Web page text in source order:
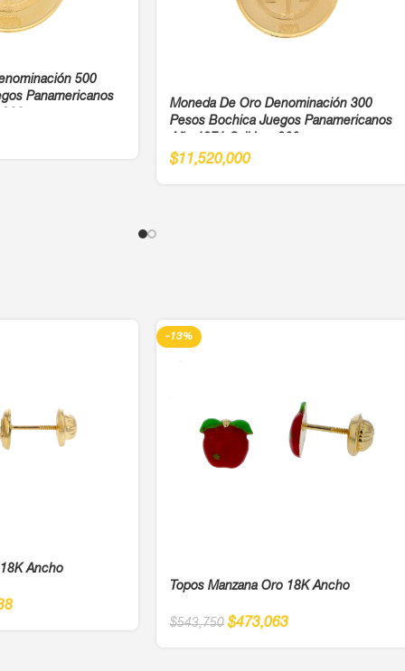
500
Panamericanos
Moneda De Oro Denominación 300
Pesos Bochica Juegos Panamericanos
$11,520,000
Ancho
-13%
Topos Manzana Oro 18K Ancho
$543,750 $473,063